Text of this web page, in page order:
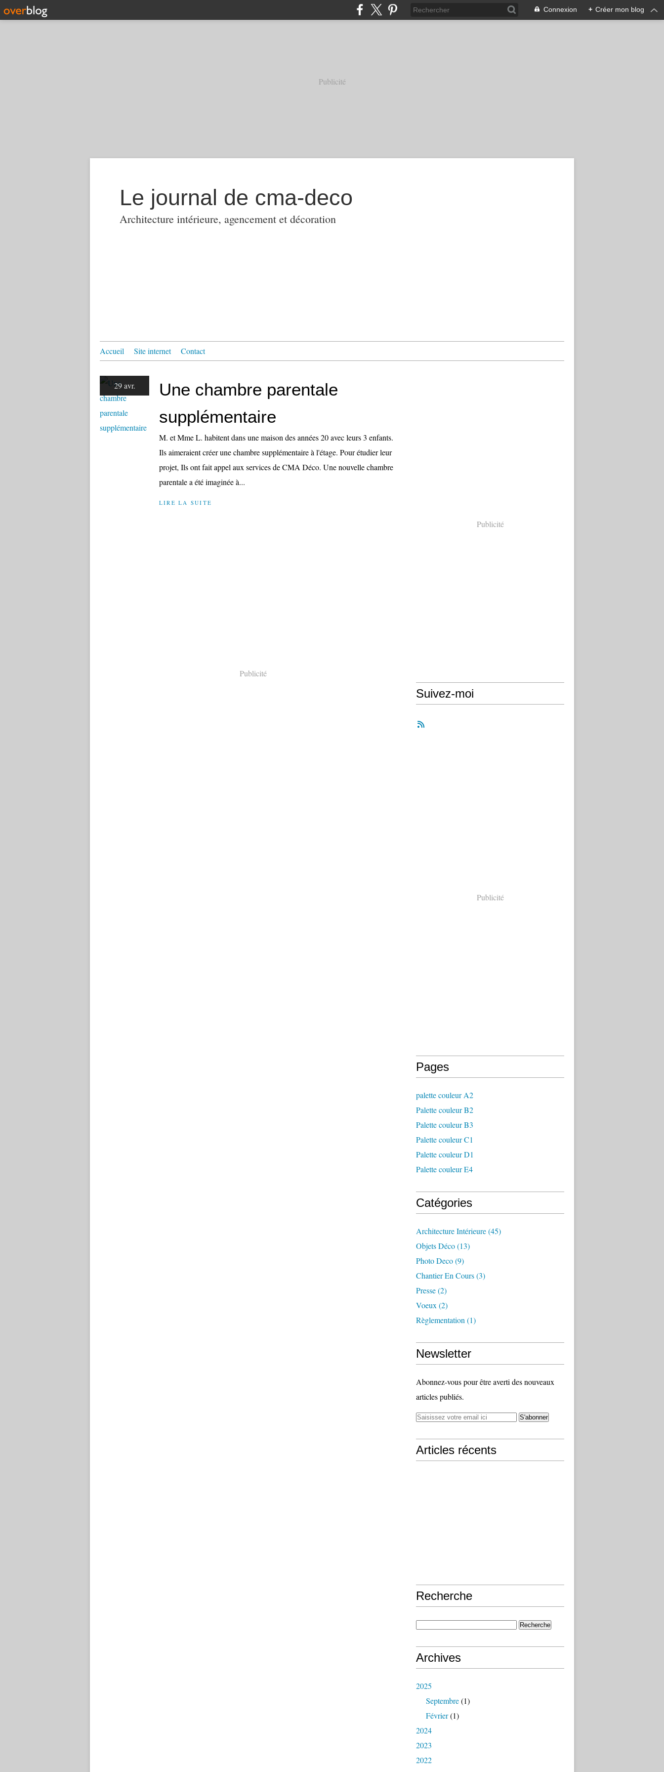
Connexion + Créer mon blog
Publicité
Le journal de cma-deco
Architecture intérieure, agencement et décoration
Accueil Site internet Contact
29 avr.
Une chambre parentale
supplémentaire
M. et Mme L. habitent dans une maison des années 20 avec leurs 3 enfants.
Ils aimeraient créer une chambre supplémentaire à l'étage. Pour étudier leur
projet, Ils ont fait appel aux services de CMA Déco. Une nouvelle chambre
parentale a été imaginée à...
LIRE LA SUITE
Publicité
Publicité
Suivez-moi
Publicité
Pages
palette couleur A2
Palette couleur B2
Palette couleur B3
Palette couleur C1
Palette couleur D1
Palette couleur E4
Catégories
Architecture Intérieure(45)
Objets Déco(13)
Photo Deco(9)
Chantier En Cours(3)
Presse(2)
Voeux (2)
Règlementation (1)
Newsletter
Abonnez-vous pour être averti des nouveaux
articles publiés.
Articles récents
Recherche
Archives
2025
Septembre(1)
Février(1)
2024
2023
2022